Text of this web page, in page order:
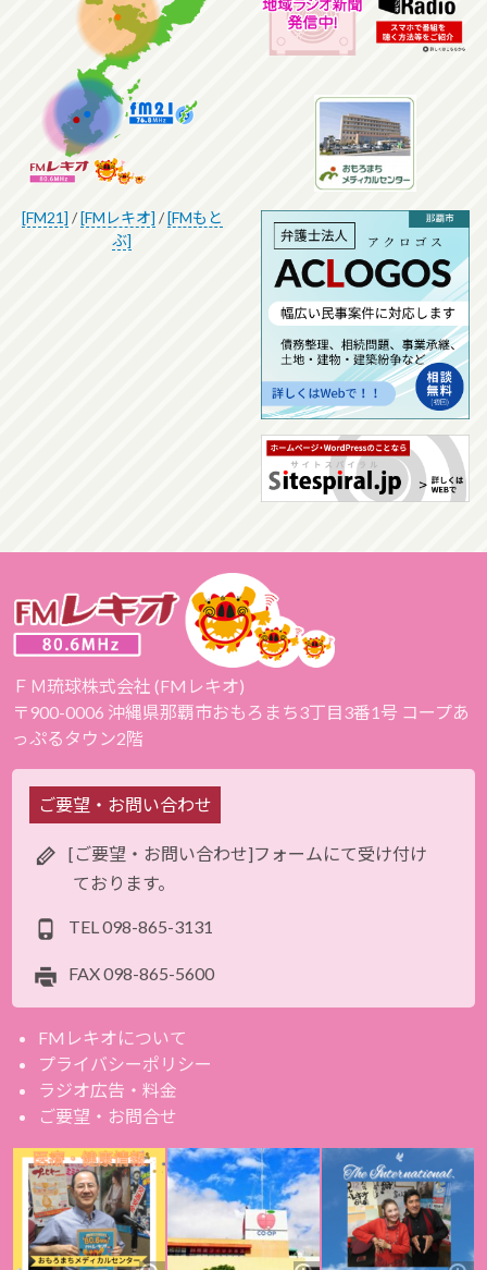
[FM21] /[FMレキオ] /[FMもと
ぶ]
ＦＭ琉球株式会社 (FMレキオ)
〒900-0006 沖縄県那覇市おもろまち3丁目3番1号 コープあ
っぷるタウン2階
ご要望・お問い合わせ
[ご要望・お問い合わせ]フォームにて受け付け
ております。
TEL098-865-3131
FAX098-865-5600
FMレキオについて
プライバシーポリシー
ラジオ広告・料金
ご要望・お問合せ